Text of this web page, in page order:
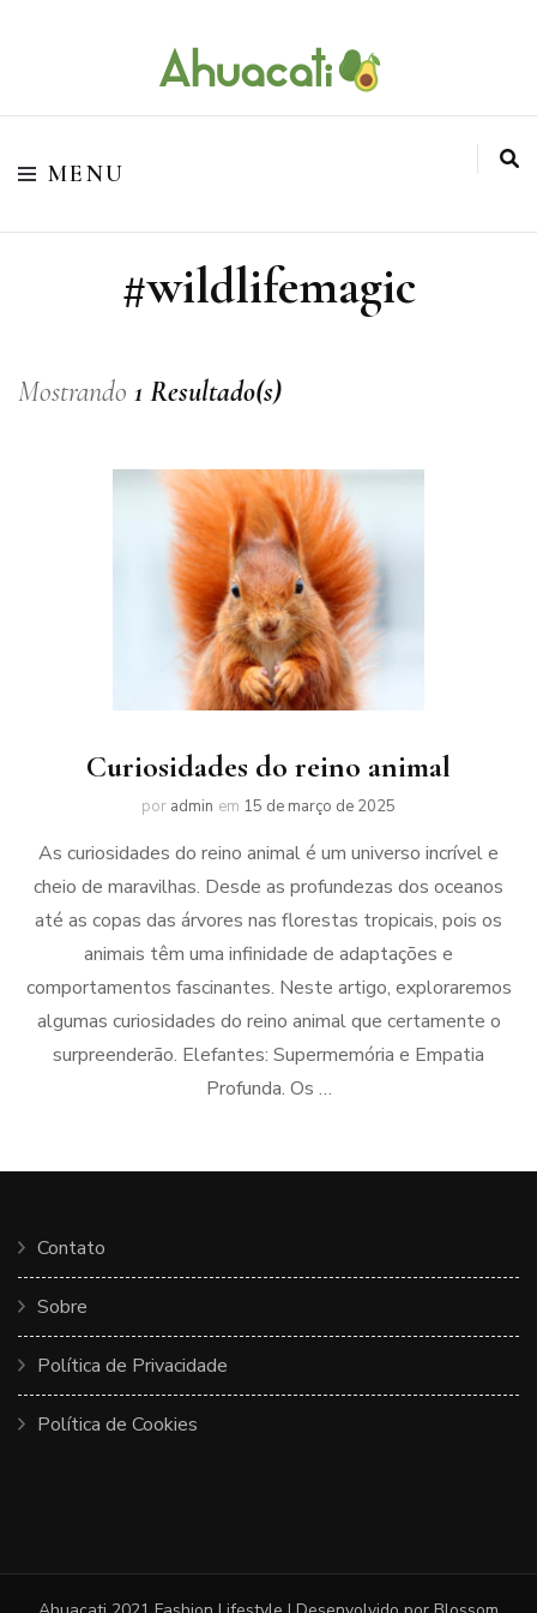
Ahuacati
O melhor da Internet em um só lugar
MENU
#wildlifemagic
Mostrando 1 Resultado(s)
Curiosidades do reino animal
por admin em 15 de março de 2025
As curiosidades do reino animal é um universo incrível e
cheio de maravilhas. Desde as profundezas dos oceanos
até as copas das árvores nas florestas tropicais, pois os
animais têm uma infinidade de adaptações e
comportamentos fascinantes. Neste artigo, exploraremos
algumas curiosidades do reino animal que certamente o
surpreenderão. Elefantes: Supermemória e Empatia
Profunda. Os …
Contato
Sobre
Política de Privacidade
Política de Cookies